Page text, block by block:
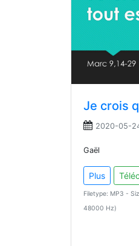
Je crois
2020-05-
Gaël
Plus
Filetype: MP3 -
48000 Hz)